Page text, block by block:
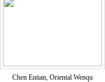
Chen Entian, Oriental Wenqu